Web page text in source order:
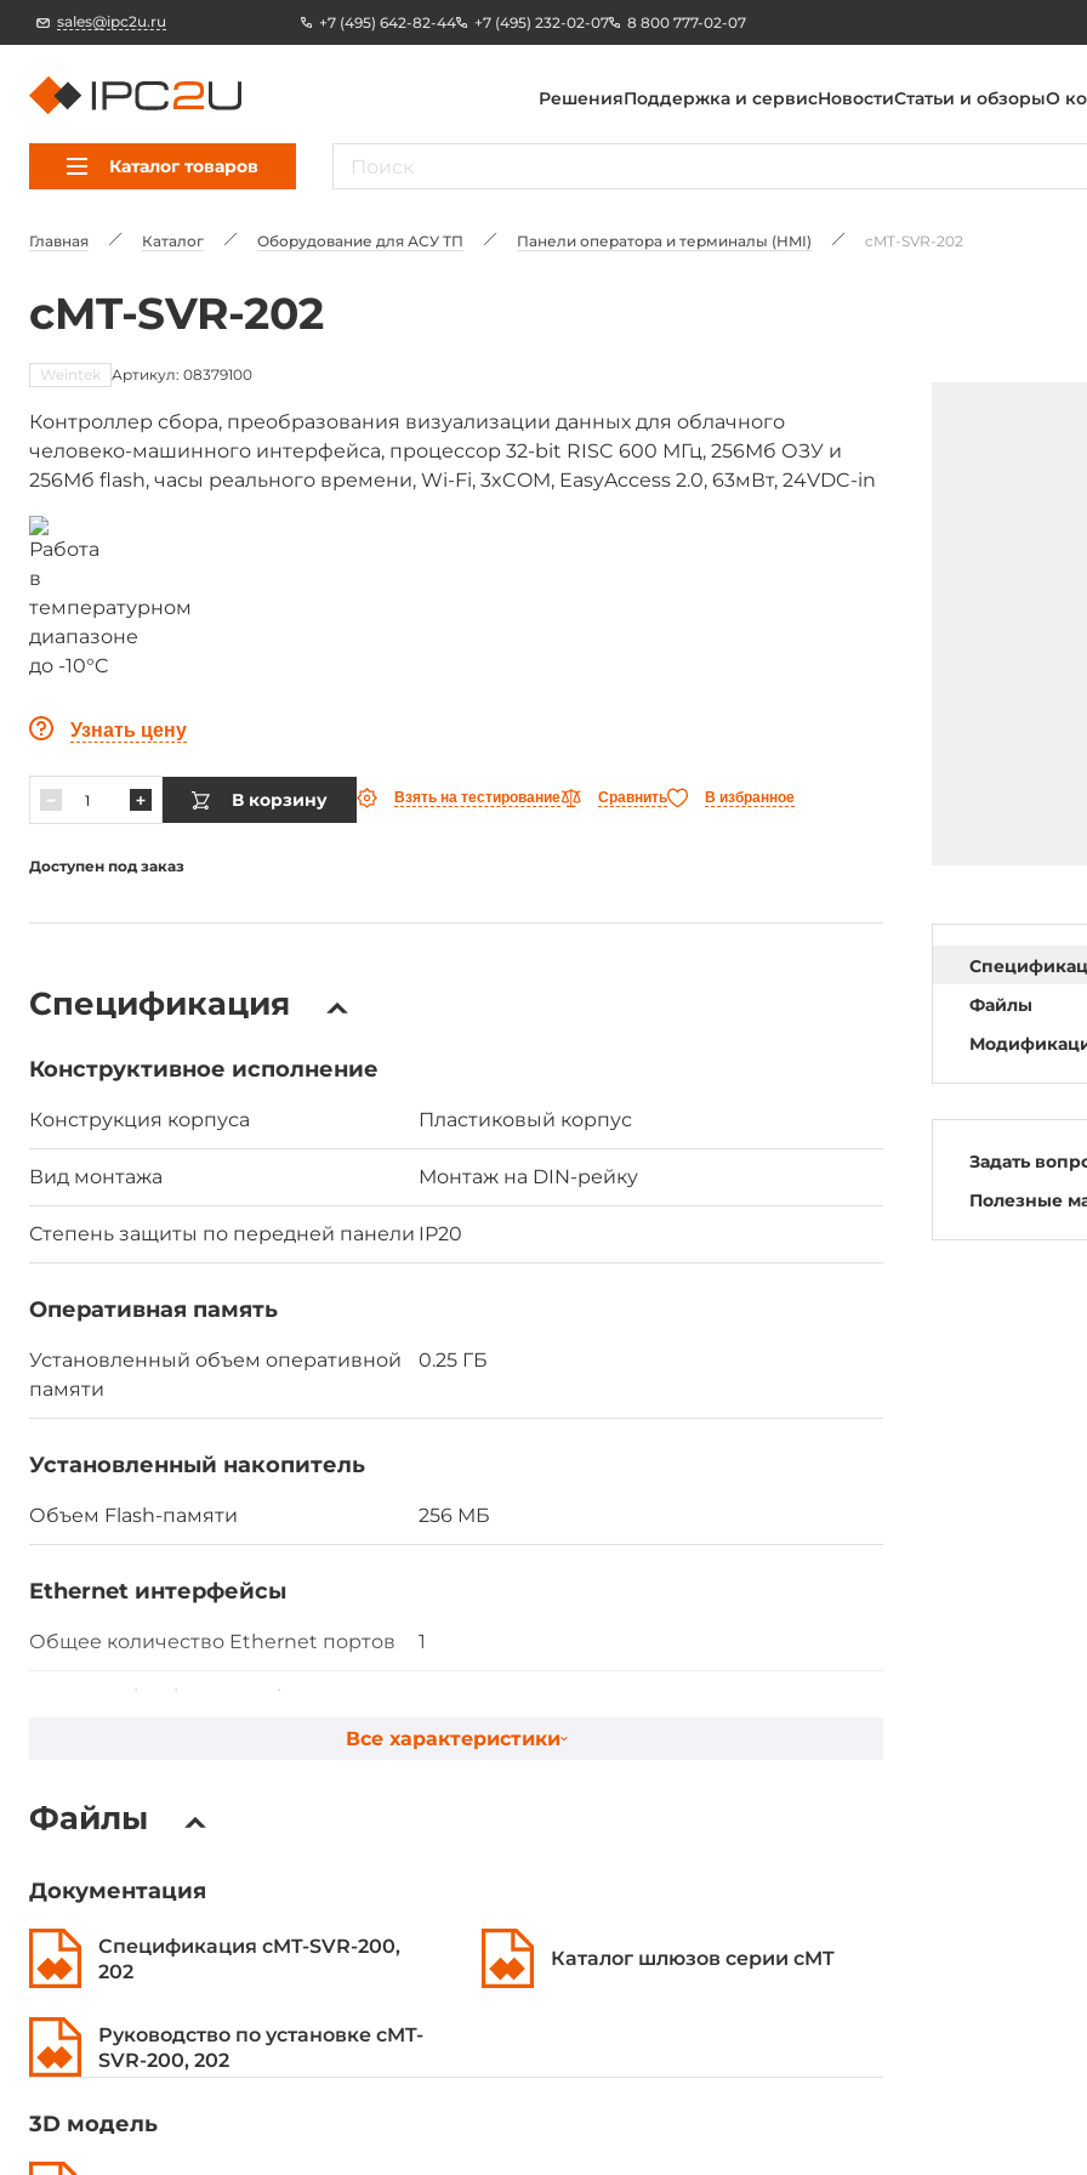
sales@ipc2u.ru +7 (495) 642-82-44 +7 (495) 232-02-07 8 800 777-02-07
РешенияПоддержка и сервисНовостиСтатьи и обзорыО
Каталог товаров
Главная Каталог Оборудование для АСУ ТП Панели оператора и терминалы (HMI) cMT-SVR-202
cMT-SVR-202
Weintek Артикул: 08379100
Контроллер сбора, преобразования визуализации данных для облачного
человеко-машинного интерфейса, процессор 32-bit RISC 600 МГц, 256Мб ОЗУ и
256Мб flash, часы реального времени, Wi-Fi, 3xCOM, EasyAccess 2.0, 63мВт, 24VDC-in
Узнать цену
В корзину Взять на тестирование Сравнить В избранное
Доступен под заказ
Спецификация
Конструктивное исполнение
Конструкция корпуса Пластиковый корпус
Вид монтажа Монтаж на DIN-рейку
Степень защиты по передней панели IP20
Оперативная память
Установленный объем оперативной
памяти
0.25 ГБ
Установленный накопитель
Объем Flash-памяти 256 МБ
Ethernet интерфейсы
Общее количество Ethernet портов 1
Портов 10/100/1000 Mbit/s
COM-портов всего
COM портов RS-232
COM портов RS-485
Wi-Fi
Стандарт Wi-Fi
Программное обеспечение
Все характеристики
Файлы
Документация
Спецификация cMT-SVR-200,
202
Каталог шлюзов серии cMT
Руководство по установке cMT-
SVR-200, 202
3D модель
Файлы
Задать
Полезные